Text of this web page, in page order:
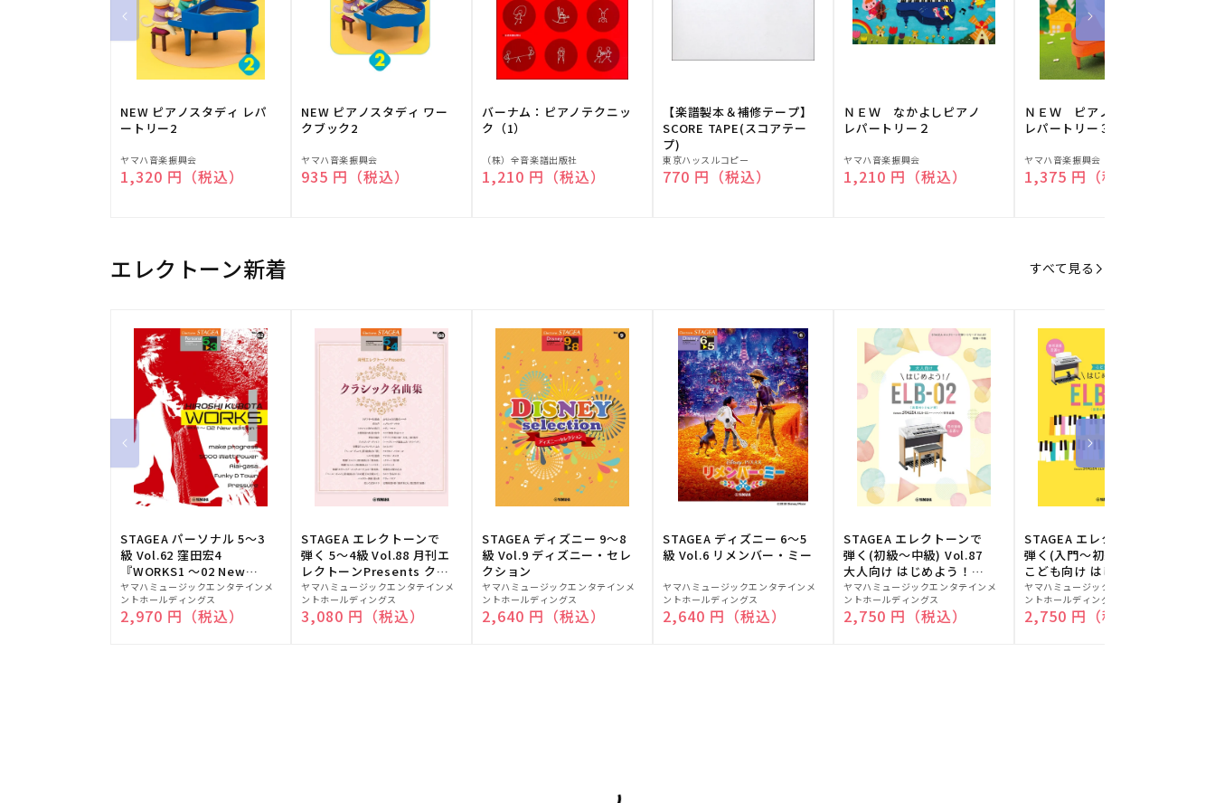
NEW ピアノスタディ レパ
ートリー2
販
売
ヤマハ音楽振興会
通常価格
1,320 円（税込）
NEW ピアノスタディ ワー
クブック2
販
売
ヤマハ音楽振興会
通常価格
935 円（税込）
バーナム：ピアノテクニッ
ク（1）
販
売
（株）全音楽譜出版社
通常価格
1,210 円（税込）
【楽譜製本＆補修テープ】
SCORE TAPE(スコアテー
プ)
販
売
東京ハッスルコピー
通常価格
770 円（税込）
ＮＥＷ なかよしピアノ
レパートリー２
販
売
ヤマハ音楽振興会
通常価格
1,210 円（税込）
ＮＥＷ ピアノスタディ
レパートリー３
販
売
ヤマハ音楽振興会
通常価格
1,375 円（税込）
エレクトーン新着 すべて見る
STAGEA パーソナル 5～3
級 Vol.62 窪田宏4
『WORKS1 ～02 New
edition～』
販
売
元:
ヤマハミュージックエンタテインメ
ントホールディングス
通常価格
2,970 円（税込）
STAGEA エレクトーンで
弾く 5～4級 Vol.88 月刊エ
レクトーンPresents クラ
シック名曲集
販
売
元:
ヤマハミュージックエンタテインメ
ントホールディングス
通常価格
3,080 円（税込）
STAGEA ディズニー 9～8
級 Vol.9 ディズニー・セレ
クション
販
売
元:
ヤマハミュージックエンタテインメ
ントホールディングス
通常価格
2,640 円（税込）
STAGEA ディズニー 6～5
級 Vol.6 リメンバー・ミー
販
売
元:
ヤマハミュージックエンタテインメ
ントホールディングス
通常価格
2,640 円（税込）
STAGEA エレクトーンで
弾く(初級～中級) Vol.87
大人向け はじめよう！
ELB-02(楽器のトリセツ
付)
販
売
元:
ヤマハミュージックエンタテインメ
ントホールディングス
通常価格
2,750 円（税込）
STAGEA エレクトーンで
弾く(入門～初級) Vol.86
こども向け はじめよう！
ELB-02(楽器のトリセツ
付)
販
売
元:
ヤマハミュージックエンタテインメ
ントホールディングス
通常価格
2,750 円（税込）